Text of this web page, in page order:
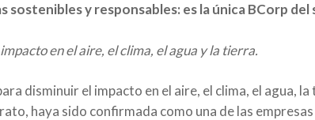
sostenibles y responsables: es la única BCorp
en el aire, el clima, el agua y la tierra.
disminuir el impacto en el aire, el clima, el agua,
haya sido confirmada como una de las